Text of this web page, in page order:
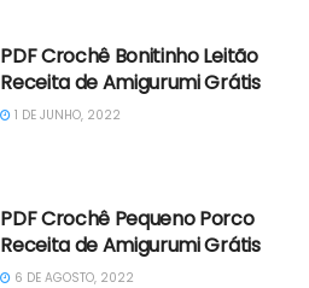
PDF Crochê Bonitinho Leitão
Receita de Amigurumi Grátis
1 DE JUNHO, 2022
PDF Crochê Pequeno Porco
Receita de Amigurumi Grátis
6 DE AGOSTO, 2022